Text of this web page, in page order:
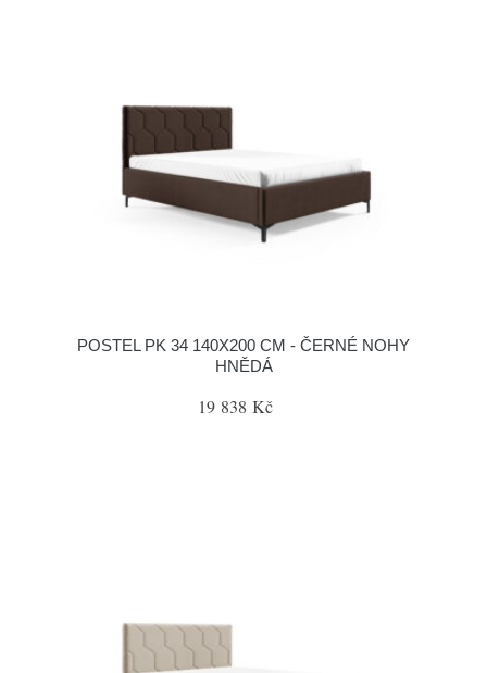
POSTEL PK 34 140X200 CM - ČERNÉ NOHY
HNĚDÁ
19 838 Kč